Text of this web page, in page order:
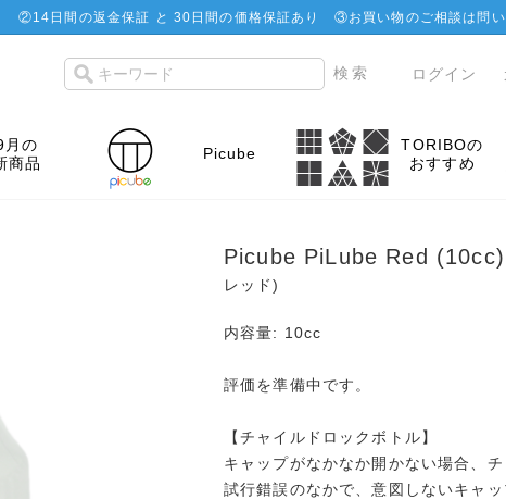
②14日間の返金保証 と 30日間の価格保証あり ③お買い物のご相談は問
ログイン
月の
商品
Picube
TORIBOの
おすすめ
Picube PiLube Red
レッド)
内容量: 10cc
評価を準備中です。
【チャイルドロックボトル】
キャップがなかなか開かない場合、
試行錯誤のなかで、意図しないキャ